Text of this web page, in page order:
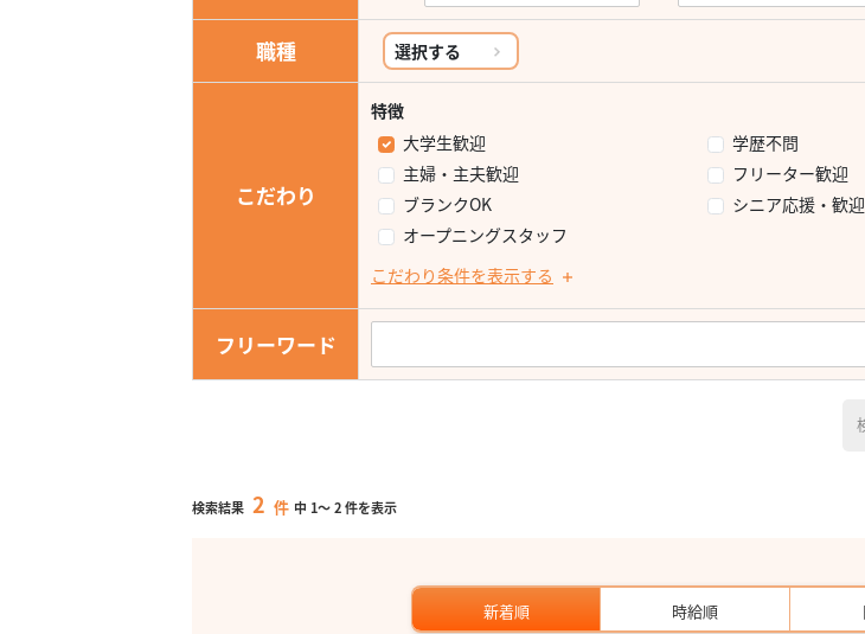
職種 選択する
こだわり
特徴
大学生歓迎
学歴不問
主婦・主夫歓迎
フリーター歓迎
ブランクOK
シニア応援・歓迎
オープニングスタッフ
こだわり条件を表示する
フリーワード
検索結果 2 件 中 1～2件を表示
新着順 時給順